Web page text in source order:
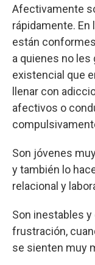
Afectivamente
rápidamente.
están
a quienes no les
existencial que
llenar con
afectivos o
Son jóvenes
y también lo
relacional y
Son inestables y
frustración,
se sienten muy